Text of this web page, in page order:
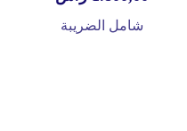
شامل الضريبة